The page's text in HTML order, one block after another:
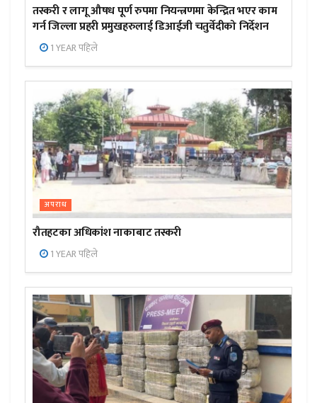
तस्करी र लागू औषध पूर्ण रुपमा नियन्त्रणमा केन्द्रित भएर काम
गर्न जिल्ला प्रहरी प्रमुखहरुलाई डिआईजी चतुर्वेदीको निर्देशन
1 YEAR पहिले
अपराध
रौतहटका अधिकांश नाकाबाट तस्करी
1 YEAR पहिले